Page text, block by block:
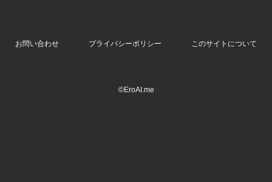
お問い合わせ プライバシーポリシー このサイトについて
©EroAI.me